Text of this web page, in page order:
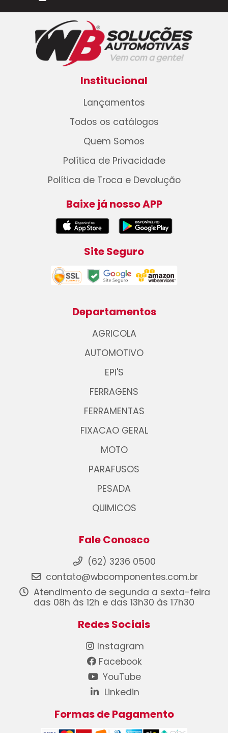
Institucional
Lançamentos
Todos os catálogos
Quem Somos
Política de Privacidade
Política de Troca e Devolução
Baixe já nosso APP
Site Seguro
Departamentos
AGRICOLA
AUTOMOTIVO
EPI'S
FERRAGENS
FERRAMENTAS
FIXACAO GERAL
MOTO
PARAFUSOS
PESADA
QUIMICOS
Fale Conosco
(62) 3236 0500
contato@wbcomponentes.com.br
Atendimento de segunda a sexta-feira
das 08h às 12h e das 13h30 às 17h30
Redes Sociais
Instagram
Facebook
YouTube
Linkedin
Formas de Pagamento